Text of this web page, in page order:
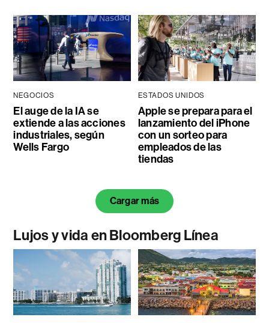
NEGOCIOS
El auge de la IA se
extiende a las acciones
industriales, según
Wells Fargo
ESTADOS UNIDOS
Apple se prepara para el
lanzamiento del iPhone
con un sorteo para
empleados de las
tiendas
Cargar más
Lujos y vida en Bloomberg Línea